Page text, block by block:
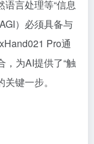
言处理等“信息
）必须具备与
Pro通
，为AI提供了“触
键一步。